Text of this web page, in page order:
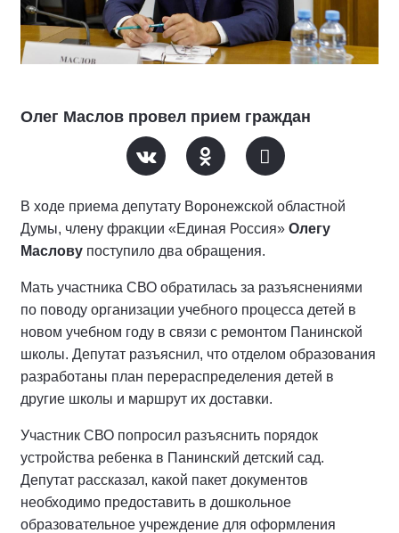
Олег Маслов провел прием граждан
В ходе приема депутату Воронежской областной
Думы, члену фракции «Единая Россия» Олегу
Маслову поступило два обращения.
Мать участника СВО обратилась за разъяснениями
по поводу организации учебного процесса детей в
новом учебном году в связи с ремонтом Панинской
школы. Депутат разъяснил, что отделом образования
разработаны план перераспределения детей в
другие школы и маршрут их доставки.
Участник СВО попросил разъяснить порядок
устройства ребенка в Панинский детский сад.
Депутат рассказал, какой пакет документов
необходимо предоставить в дошкольное
образовательное учреждение для оформления